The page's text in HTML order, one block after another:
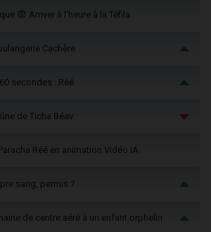
😨 Arriver à l'heure à la Téfila
Cachère
secondes : Réé
de Ticha Béav
Réé en animation Vidéo IA
sang, permis ?
de centre aéré à un enfant orphelin